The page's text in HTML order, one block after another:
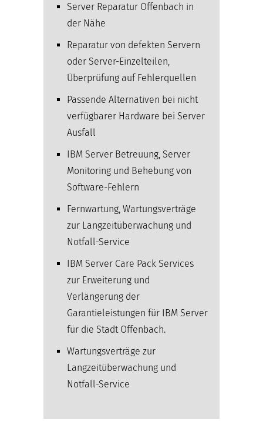
Server Reparatur Offenbach in
der Nähe
Reparatur von defekten Servern
oder Server-Einzelteilen,
Überprüfung auf Fehlerquellen
Passende Alternativen bei nicht
verfügbarer Hardware bei Server
Ausfall
IBM Server Betreuung, Server
Monitoring und Behebung von
Software-Fehlern
Fernwartung, Wartungsverträge
zur Langzeitüberwachung und
Notfall-Service
IBM Server Care Pack Services
zur Erweiterung und
Verlängerung der
Garantieleistungen für IBM Server
für die Stadt Offenbach.
Wartungsverträge zur
Langzeitüberwachung und
Notfall-Service